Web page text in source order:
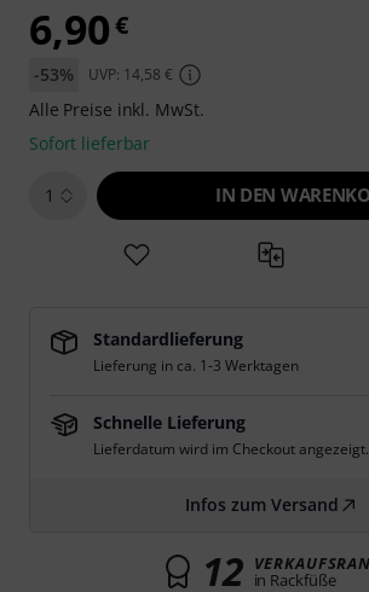
6,90€
-53% UVP: 14,58 €
Alle Preise inkl. MwSt.
Sofort lieferbar
1 IN DEN
Standardlieferung
Lieferung in ca. 1-3 Werktagen
Schnelle Lieferung
Lieferdatum wird im Checkout angezeigt.
Infos zum Versand
12 in Rackfüße